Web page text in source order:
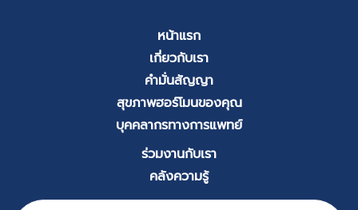
หน้าแรก
เกี่ยวกับเรา
คำมั่นสัญญา
สุขภาพฮอร์โมนของคุณ
บุคคลากรทางการแพทย์
ร่วมงานกับเรา
คลังความรู้